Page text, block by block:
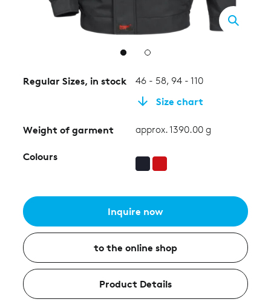
Regular Sizes, in stock 46 - 58, 94 - 110
Size chart
Weight of garment approx. 1390.00 g
Colours
Inquire now
to the online shop
Product Details